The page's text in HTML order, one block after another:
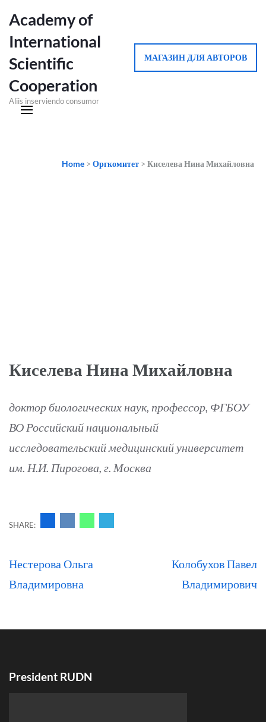
Academy of
International
Scientific
Cooperation
Aliis inserviendo consumor
МАГАЗИН ДЛЯ АВТОРОВ
Home > Оргкомитет > Киселева Нина Михайловна
Киселева Нина Михайловна
доктор биологических наук, профессор, ФГБОУ
ВО Российский национальный
исследовательский медицинский университет
им. Н.И. Пирогова, г. Москва
SHARE:
Навигация
по
Нестерова Ольга
Владимировна
Колобухов Павел
Владимирович
President RUDN